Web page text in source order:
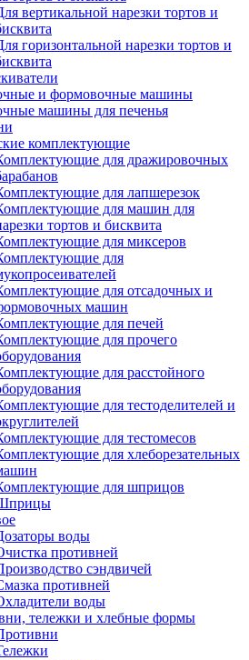
вертикальной нарезки тортов и
горизонтальной нарезки тортов и
и формовочные машины
машины для печенья
комплектующие
для дражировочных
для лапшерезок
для машин для
тортов и бисквита
для миксеров
для
для отсадочных и
машин
для печей
для прочего
для расстойного
для тестоделителей и
для тестомесов
для хлеборезательных
для шприцов
воды
противней
сэндвичей
противней
воды
тележки и хлебные формы